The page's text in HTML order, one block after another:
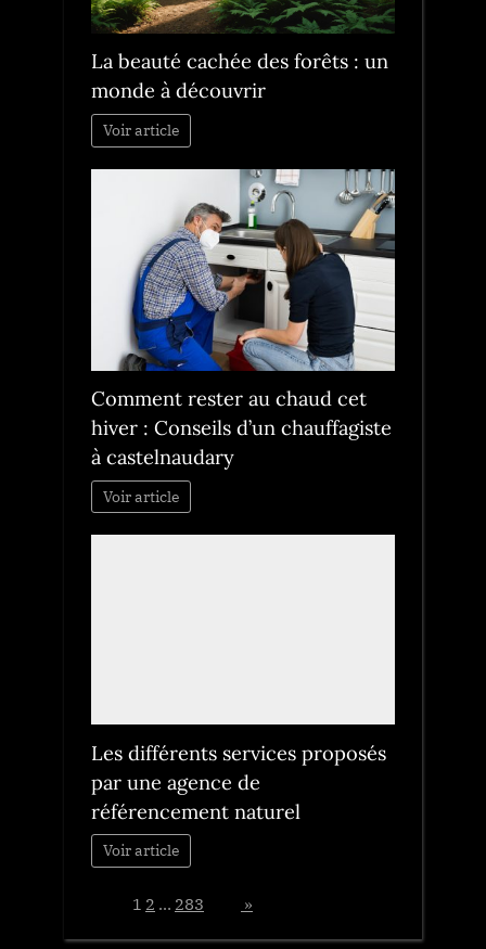
La beauté cachée des forêts : un
monde à découvrir
Voir article
Comment rester au chaud cet
hiver : Conseils d’un chauffagiste
à castelnaudary
Voir article
Les différents services proposés
par une agence de
référencement naturel
Voir article
1 2 … 283 »